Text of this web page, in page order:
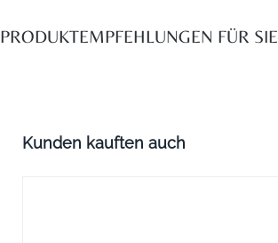
PRODUKTEMPFEHLUNGEN FÜR SIE
Produktgalerie überspringen
Kunden kauften auch